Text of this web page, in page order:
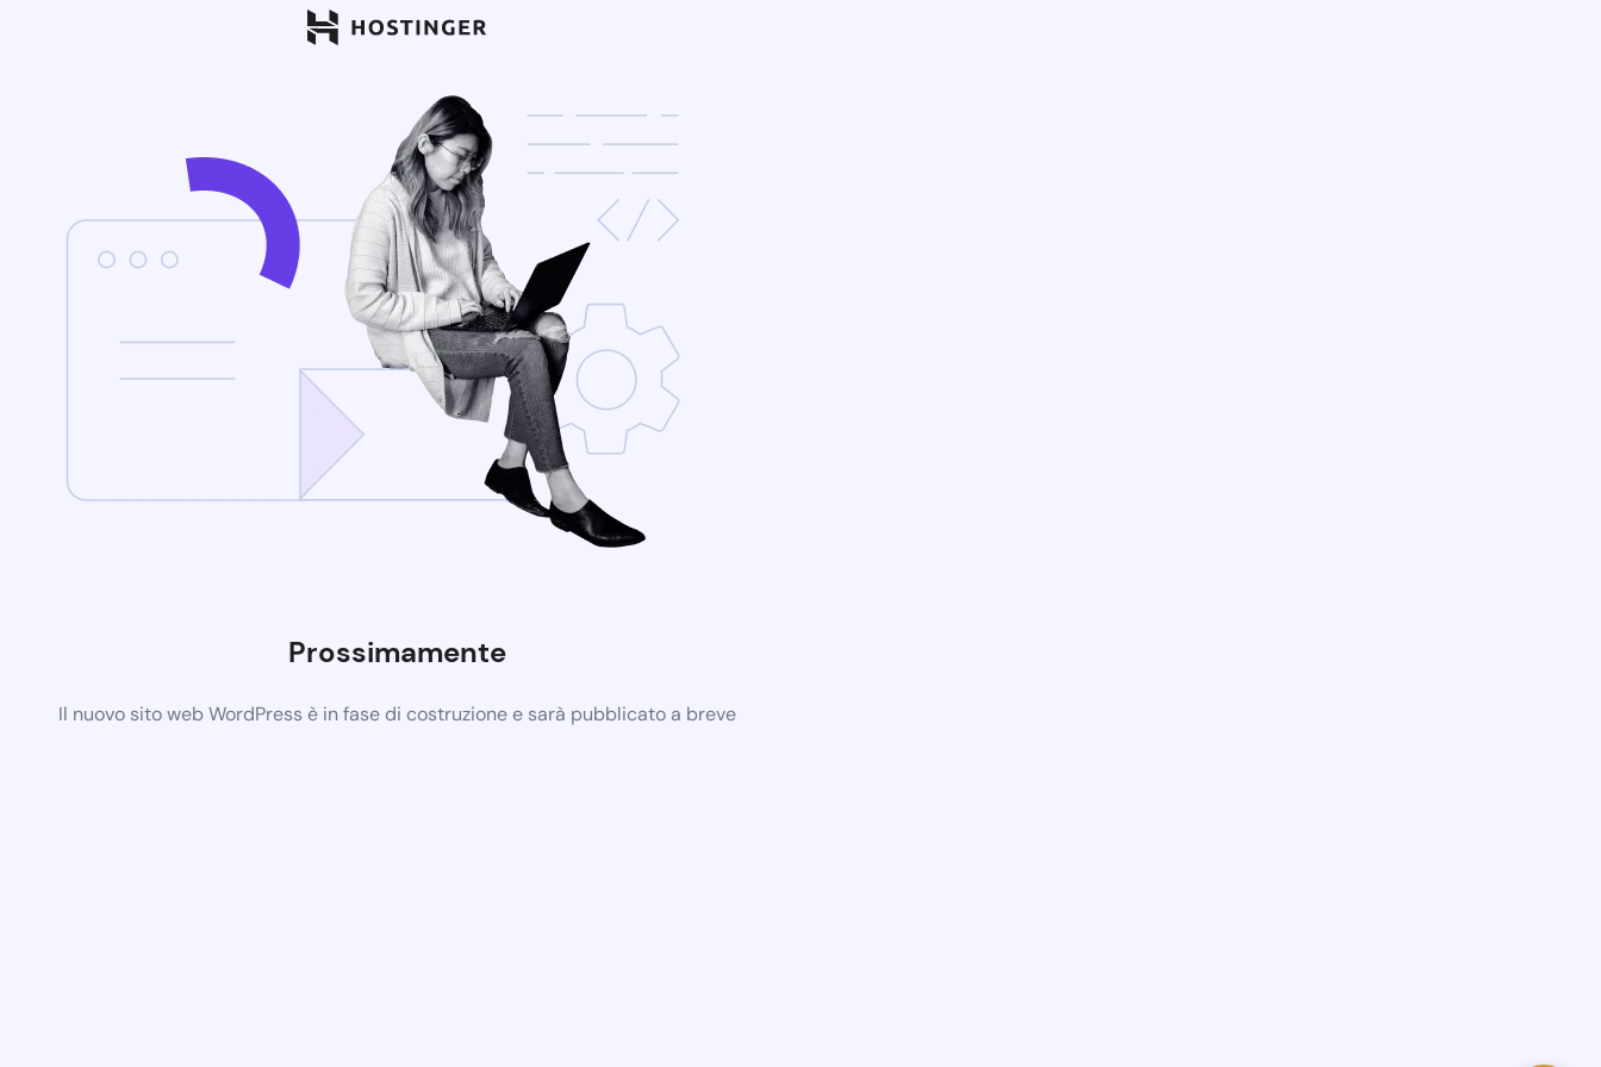
Prossimamente
Il nuovo sito web WordPress è in fase di costruzione e sarà pubblicato a breve